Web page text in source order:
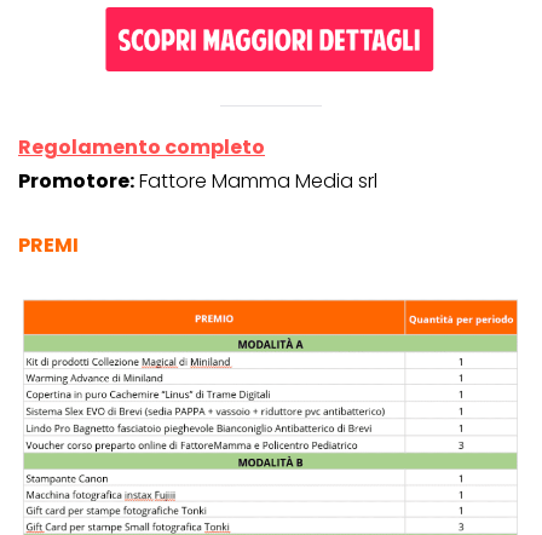
Regolamento completo
Promotore:Fattore Mamma Media srl
PREMI